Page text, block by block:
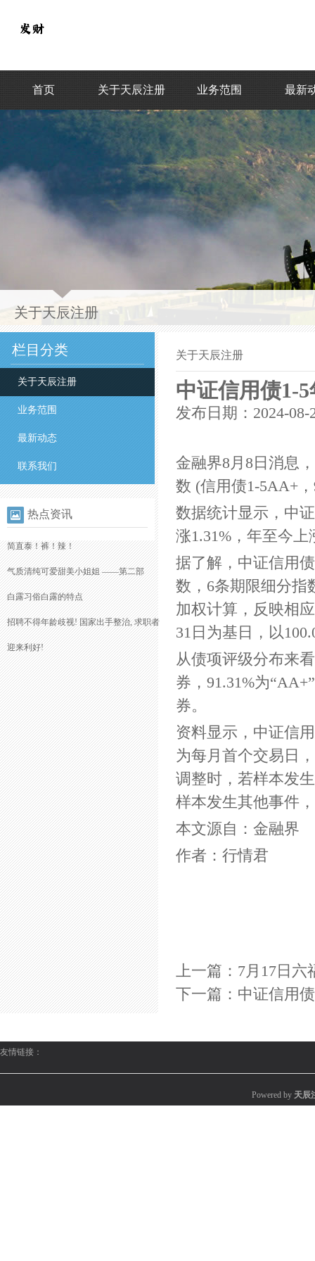
首页 关于天辰注册 业务范围 最新
关于天辰注册
栏目分类
关于天辰注册
业务范围
最新动态
联系我们
热点资讯
简直泰！裤！辣！
气质清纯可爱甜美小姐姐 ——第二部
白露习俗白露的特点
招聘不得年龄歧视! 国家出手整治, 求职者
迎来利好!
关于天辰注册
中证信用债1-
发布日期：2024-
金融界8月8日消息
数 (信用债1-5AA+
数据统计显示，中
涨1.31%，年至今上
据了解，中证信用
数，6条期限细分指
加权计算，反映相
31日为基日，以
从债项评级分布来
券，91.31%为
券。
资料显示，中证信
为每月首个交易日
调整时，若样本发
样本发生其他事件
本文源自：金融界
作者：行情君
上一篇： 7月17日六
下一篇： 中证信用
友情链接：
Powered by 天辰